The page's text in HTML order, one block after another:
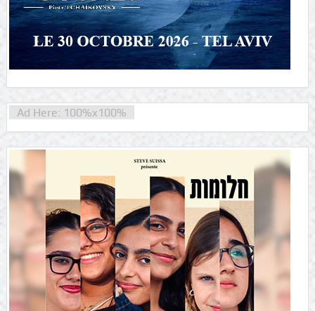
Ad Here: 100%x100%